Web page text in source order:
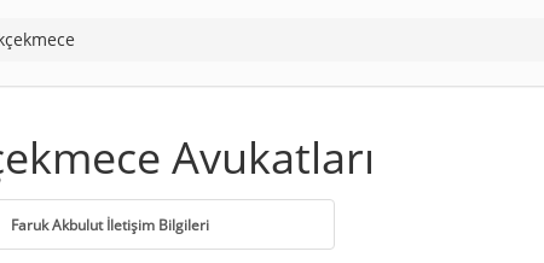
Avukatları
Faruk Akbulut İletişim Bilgileri